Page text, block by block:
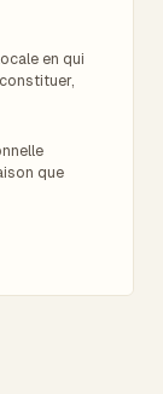
en qui
que